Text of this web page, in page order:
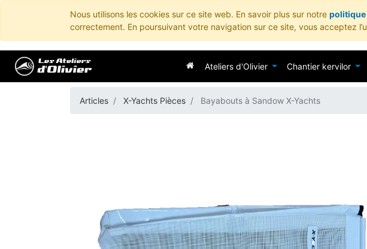
Nous utilisons les cookies sur ce site web. En savoir plus sur notre politique
correctement. En poursuivant votre navigation sur ce site, vous acceptez
Ateliers d'Olivier Chantier kervilor
Articles X-Yachts Pièces Bayabouts à Sandow X-Yachts